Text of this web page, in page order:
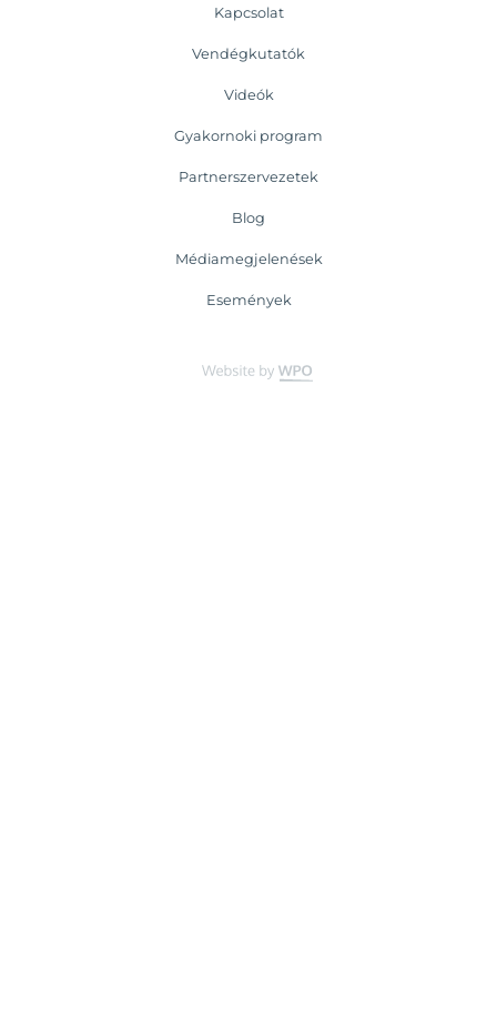
Kapcsolat
Vendégkutatók
Videók
Gyakornoki program
Partnerszervezetek
Blog
Médiamegjelenések
Események